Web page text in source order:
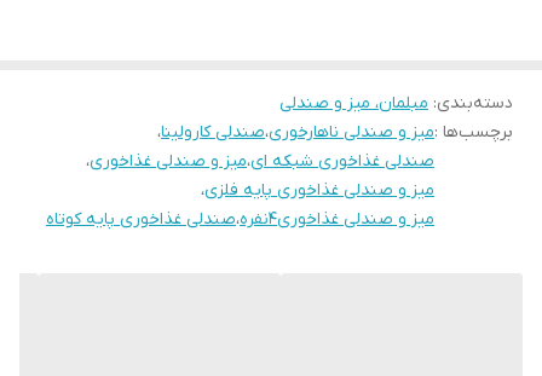
توجه: ارسال از تهران و هزینه ارسال از درب تولیدی تا درب منزل
خریدار(شامل کرایه شهری و کرایه برون شهری) بصورت پس کرایه
بعهده خریدار محترم است.(رایگان نیست)
آماده همکاری با رستوران ها، کافی شاپ ها و کلیه مراکز فرهنگی، تفریحی
دسته‌بندی: مبلمان، میز و صندلی
برچسب‌ها :میز و صندلی ناهارخوری،صندلی کارولینا،
صندلی غذاخوری شبکه ای،میز و صندلی غذاخوری،
میز و صندلی غذاخوری پایه فلزی،
میز و صندلی غذاخوری۴نفره
،صندلی غذاخوری پایه کوتاه